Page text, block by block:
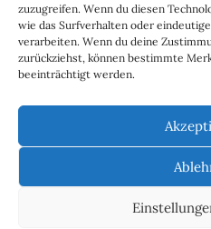
zuzugreifen. Wenn du diesen
wie das Surfverhalten oder
verarbeiten. Wenn du deine
zurückziehst, können bestimmte
beeinträchtigt werden.
Cookie-
Impressum
Über
Werben Sie in
Copyright 2011 -